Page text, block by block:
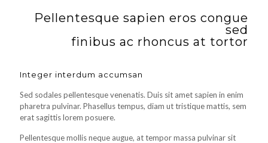
Pellentesque sapien eros congue
sed
finibus ac rhoncus at tortor
Integer interdum accumsan
Sed sodales pellentesque venenatis. Duis sit amet sapien in enim
pharetra pulvinar. Phasellus tempus, diam ut tristique mattis, sem
erat sagittis lorem posuere.
Pellentesque mollis neque augue, at tempor massa pulvinar sit